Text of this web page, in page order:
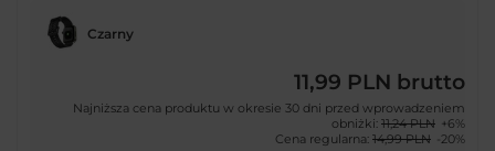
Czarny
11,99 PLN brutto
Najniższa cena produktu w okresie 30 dni przed wprowadzeniem
obniżki: 11,24 PLN +6%
Cena regularna: 14,99 PLN -20%